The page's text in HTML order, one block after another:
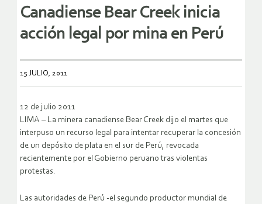
Canadiense Bear Creek inicia
acción legal por mina en Perú
15 JULIO, 2011
12 de julio 2011
LIMA – La minera canadiense Bear Creek dijo el martes que
interpuso un recurso legal para intentar recuperar la concesión
de un depósito de plata en el sur de Perú, revocada
recientemente por el Gobierno peruano tras violentas
protestas.
Las autoridades de Perú -el segundo productor mundial de